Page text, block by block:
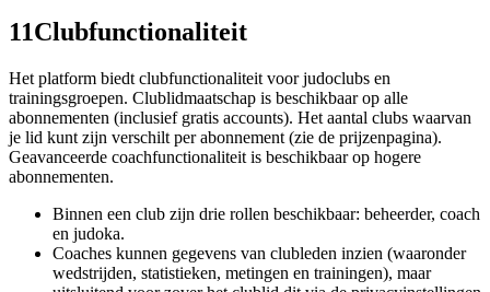
11Clubfunctionaliteit
Het platform biedt clubfunctionaliteit voor judoclubs en
trainingsgroepen. Clublidmaatschap is beschikbaar op alle
abonnementen (inclusief gratis accounts). Het aantal clubs waarvan
je lid kunt zijn verschilt per abonnement (zie de prijzenpagina).
Geavanceerde coachfunctionaliteit is beschikbaar op hogere
abonnementen.
Binnen een club zijn drie rollen beschikbaar: beheerder, coach
en judoka.
Coaches kunnen gegevens van clubleden inzien (waaronder
wedstrijden, statistieken, metingen en trainingen), maar